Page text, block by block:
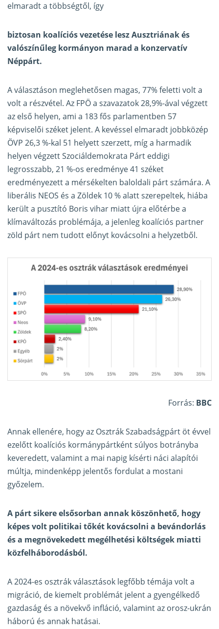
elmaradt a többségtől, így
biztosan koalíciós vezetése lesz Ausztriának és
valószínűleg kormányon marad a konzervatív
Néppárt.
A választáson meglehetősen magas, 77% feletti volt a
volt a részvétel. Az FPÖ a szavazatok 28,9%-ával végzett
az első helyen, ami a 183 fős parlamentben 57
képviselői széket jelent. A kevéssel elmaradt jobbközép
ÖVP 26,3 %-kal 51 helyett szerzett, míg a harmadik
helyen végzett Szociáldemokrata Párt eddigi
legrosszabb, 21 %-os eredménye 41 széket
eredményezett a mérsékelten baloldali párt számára. A
liberális NEOS és a Zöldek 10 % alatt szerepeltek, hiába
került a pusztító Boris vihar miatt újra előtérbe a
klímaváltozás problémája, a jelenleg koalíciós partner
zöld párt nem tudott előnyt kovácsolni a helyzetből.
Forrás: BBC
Annak ellenére, hogy az Osztrák Szabadságpárt öt évvel
ezelőtt koalíciós kormánypártként súlyos botrányba
keveredett, valamint a mai napig kísérti náci alapítói
múltja, mindenképp jelentős fordulat a mostani
győzelem.
A párt sikere elsősorban annak köszönhető, hogy
képes volt politikai tőkét kovácsolni a bevándorlás
és a megnövekedett megélhetési költségek miatti
közfelháborodásból.
A 2024-es osztrák választások legfőbb témája volt a
migráció, de kiemelt problémát jelent a gyengélkedő
gazdaság és a növekvő infláció, valamint az orosz-ukrán
háború és annak hatásai.